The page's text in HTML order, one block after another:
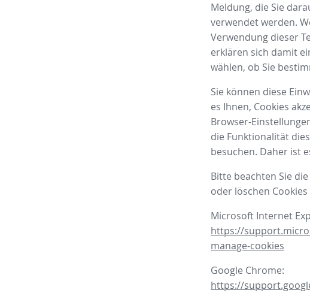
Meldung, die Sie
verwendet werden.
Verwendung dieser
erklären sich damit
wählen, ob Sie
Sie können diese
es Ihnen, Cookies
Browser-
die Funktionalität
besuchen. Daher ist
Bitte beachten Sie
oder löschen
Microsoft Internet
https://
manage-cookies
Google Chrome:
https://